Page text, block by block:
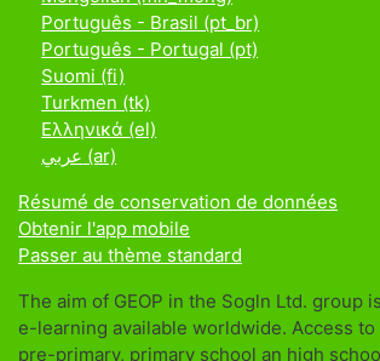
Português - Brasil ‎(pt_br)‎
Português - Portugal ‎(pt)‎
Suomi ‎(fi)‎
Turkmen ‎(tk)‎
Ελληνικά ‎(el)‎
عربي ‎(ar)‎
Résumé de conservation de données
Obtenir l'app mobile
Passer au thème standard
The aim of GEOP in the Sogln Ltd. group
e-learning available worldwide. Access
pre-primary, primary school an high